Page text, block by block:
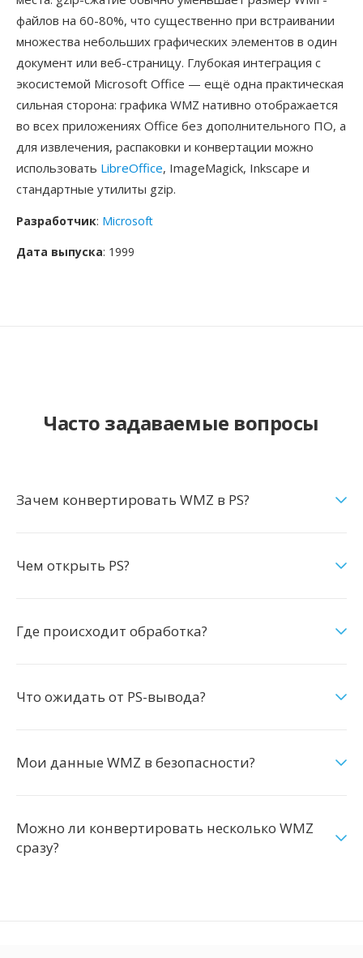
файлов на 60-80%, что существенно при встраивании
множества небольших графических элементов в один
документ или веб-страницу. Глубокая интеграция с
экосистемой Microsoft Office — ещё одна практическая
сильная сторона: графика WMZ нативно отображается
во всех приложениях Office без дополнительного ПО, а
для извлечения, распаковки и конвертации можно
использовать LibreOffice, ImageMagick, Inkscape и
стандартные утилиты gzip.
Разработчик: Microsoft
Дата выпуска: 1999
Часто задаваемые вопросы
Зачем конвертировать WMZ в PS?
Чем открыть PS?
Где происходит обработка?
Что ожидать от PS-вывода?
Мои данные WMZ в безопасности?
Можно ли конвертировать несколько WMZ
сразу?